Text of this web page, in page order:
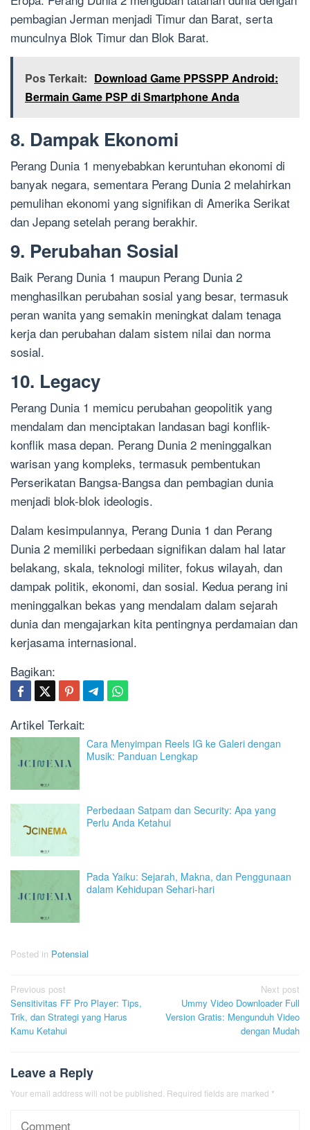
pembagian Jerman menjadi Timur dan Barat, serta
munculnya Blok Timur dan Blok Barat.
Pos Terkait: Download Game PPSSPP Android:
Bermain Game PSP di Smartphone Anda
8. Dampak Ekonomi
Perang Dunia 1 menyebabkan keruntuhan ekonomi di
banyak negara, sementara Perang Dunia 2 melahirkan
pemulihan ekonomi yang signifikan di Amerika Serikat
dan Jepang setelah perang berakhir.
9. Perubahan Sosial
Baik Perang Dunia 1 maupun Perang Dunia 2
menghasilkan perubahan sosial yang besar, termasuk
peran wanita yang semakin meningkat dalam tenaga
kerja dan perubahan dalam sistem nilai dan norma
sosial.
10. Legacy
Perang Dunia 1 memicu perubahan geopolitik yang
mendalam dan menciptakan landasan bagi konflik-
konflik masa depan. Perang Dunia 2 meninggalkan
warisan yang kompleks, termasuk pembentukan
Perserikatan Bangsa-Bangsa dan pembagian dunia
menjadi blok-blok ideologis.
Dalam kesimpulannya, Perang Dunia 1 dan Perang
Dunia 2 memiliki perbedaan signifikan dalam hal latar
belakang, skala, teknologi militer, fokus wilayah, dan
dampak politik, ekonomi, dan sosial. Kedua perang ini
meninggalkan bekas yang mendalam dalam sejarah
dunia dan mengajarkan kita pentingnya perdamaian dan
kerjasama internasional.
Bagikan:
Artikel Terkait:
Cara Menyimpan Reels IG ke Galeri dengan
Musik: Panduan Lengkap
Perbedaan Satpam dan Security: Apa yang
Perlu Anda Ketahui
Pada Yaiku: Sejarah, Makna, dan Penggunaan
dalam Kehidupan Sehari-hari
Posted in Potensial
Post
navigation
Previous post
Sensitivitas FF Pro Player: Tips,
Trik, dan Strategi yang Harus
Kamu Ketahui
Next post
Ummy Video Downloader Full
Version Gratis: Mengunduh Video
dengan Mudah
Leave a Reply
Your email address will not be published. Required fields are marked *